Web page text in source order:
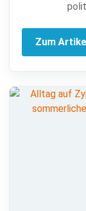
Zum